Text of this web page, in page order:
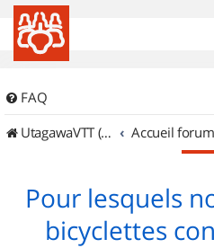
FAQ
UtagawaVTT (Randos VTT et VTTAE avec traces GPS)
Accueil forum
Pour lesquels
bicyclettes